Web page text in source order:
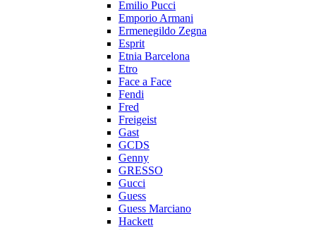
Emilio Pucci
Emporio Armani
Ermenegildo Zegna
Esprit
Etnia Barcelona
Etro
Face a Face
Fendi
Fred
Freigeist
Gast
GCDS
Genny
GRESSO
Gucci
Guess
Guess Marciano
Hackett